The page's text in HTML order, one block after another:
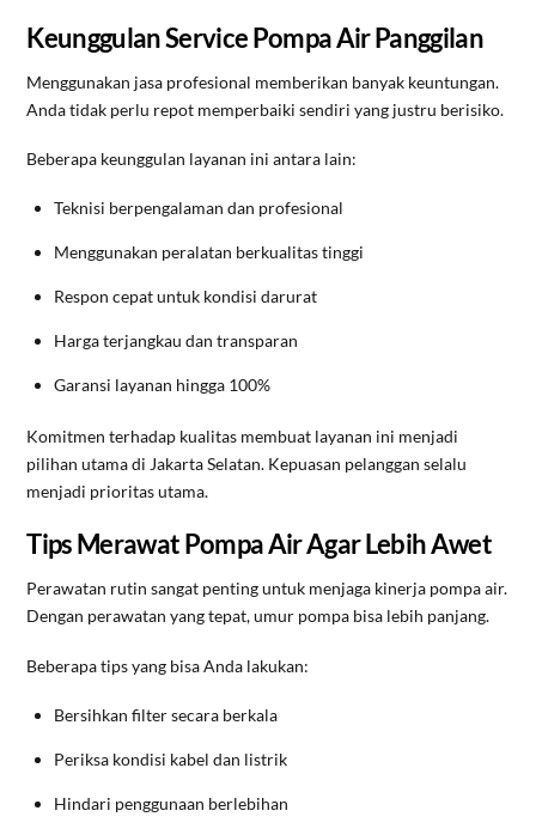
Keunggulan Service Pompa Air Panggilan
Menggunakan jasa profesional memberikan banyak keuntungan.
Anda tidak perlu repot memperbaiki sendiri yang justru berisiko.
Beberapa keunggulan layanan ini antara lain:
Teknisi berpengalaman dan profesional
Menggunakan peralatan berkualitas tinggi
Respon cepat untuk kondisi darurat
Harga terjangkau dan transparan
Garansi layanan hingga 100%
Komitmen terhadap kualitas membuat layanan ini menjadi
pilihan utama di Jakarta Selatan. Kepuasan pelanggan selalu
menjadi prioritas utama.
Tips Merawat Pompa Air Agar Lebih Awet
Perawatan rutin sangat penting untuk menjaga kinerja pompa air.
Dengan perawatan yang tepat, umur pompa bisa lebih panjang.
Beberapa tips yang bisa Anda lakukan:
Bersihkan filter secara berkala
Periksa kondisi kabel dan listrik
Hindari penggunaan berlebihan